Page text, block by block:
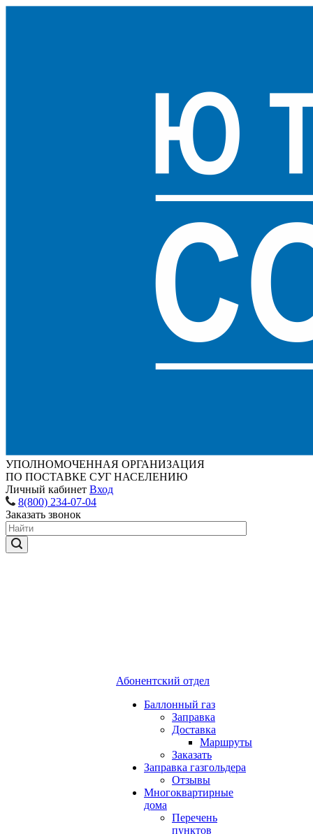
УПОЛНОМОЧЕННАЯ ОРГАНИЗАЦИЯ
ПО ПОСТАВКЕ СУГ НАСЕЛЕНИЮ
Личный кабинет Вход
8(800) 234-07-04
Заказать звонок
Абонентский отдел
Баллонный газ
Заправка
Доставка
Маршруты
Заказать
Заправка газгольдера
Отзывы
Многоквартирные
дома
Перечень
пунктов